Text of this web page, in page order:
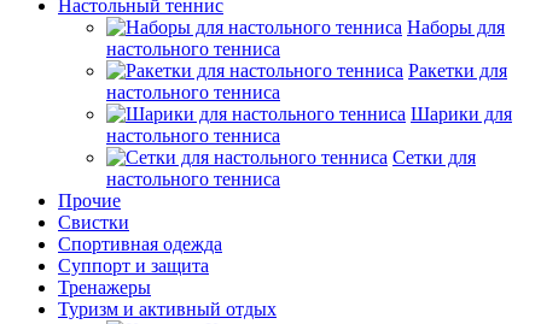
Настольный теннис
Наборы для
настольного тенниса
Ракетки для
настольного тенниса
Шарики для
настольного тенниса
Сетки для
настольного тенниса
Прочие
Свистки
Спортивная одежда
Суппорт и защита
Тренажеры
Туризм и активный отдых